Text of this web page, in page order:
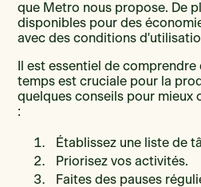
que Metro nous propose. De
disponibles pour des
avec des conditions
Il est essentiel de
temps est cruciale pour la
quelques conseils pour mieux
:
Établissez une liste de
Priorisez vos activités.
Faites des pauses